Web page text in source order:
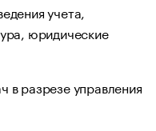
учета,
юридические
в разрезе управления